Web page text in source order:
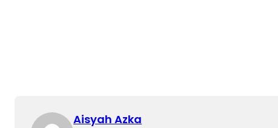
Aisyah Azka